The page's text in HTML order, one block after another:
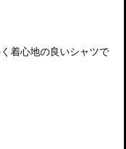
着心地の良いシャツで